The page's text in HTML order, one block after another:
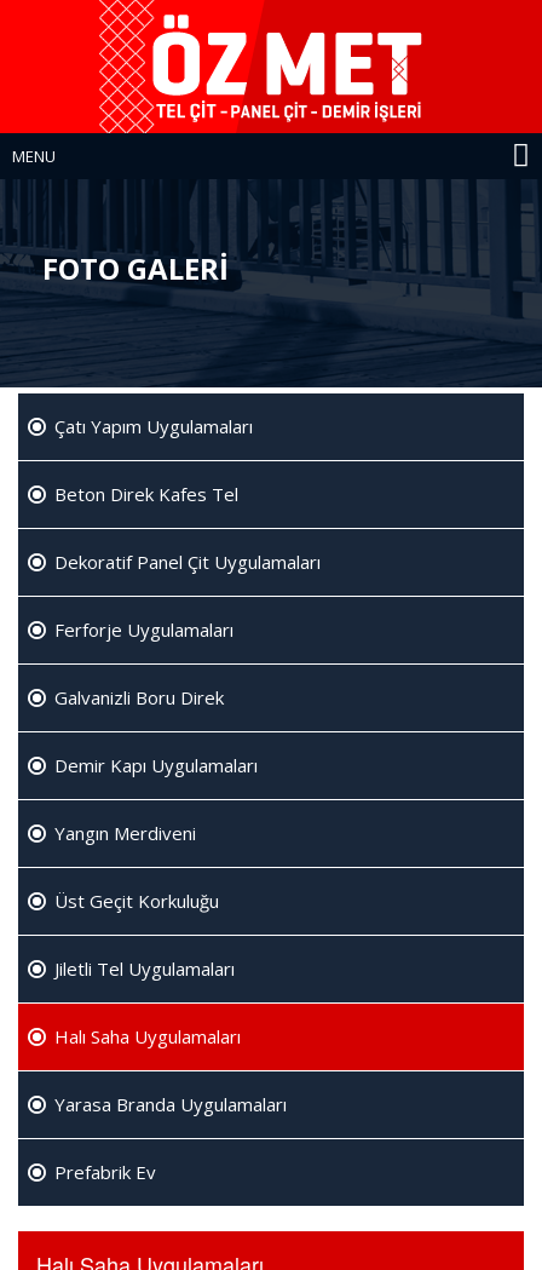
MENU
FOTO GALERİ
Çatı Yapım Uygulamaları
Beton Direk Kafes Tel
Dekoratif Panel Çit Uygulamaları
Ferforje Uygulamaları
Galvanizli Boru Direk
Demir Kapı Uygulamaları
Yangın Merdiveni
Üst Geçit Korkuluğu
Jiletli Tel Uygulamaları
Halı Saha Uygulamaları
Yarasa Branda Uygulamaları
Prefabrik Ev